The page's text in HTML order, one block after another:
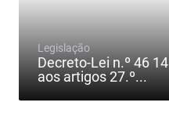
Legislação
Decreto-Lei n.º 46
aos artigos 27.º...